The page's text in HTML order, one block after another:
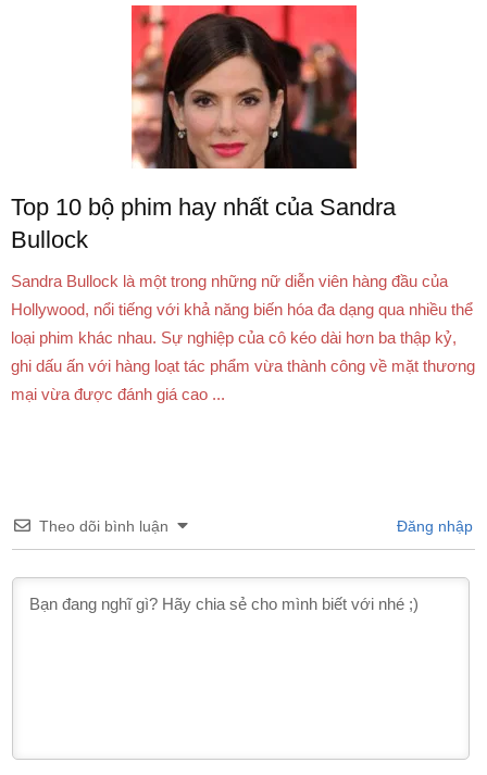
Top 10 bộ phim hay nhất của Sandra
Bullock
Sandra Bullock là một trong những nữ diễn viên hàng đầu của
Hollywood, nổi tiếng với khả năng biến hóa đa dạng qua nhiều thể
loại phim khác nhau. Sự nghiệp của cô kéo dài hơn ba thập kỷ,
ghi dấu ấn với hàng loạt tác phẩm vừa thành công về mặt thương
mại vừa được đánh giá cao ...
Theo dõi bình luận Đăng nhập